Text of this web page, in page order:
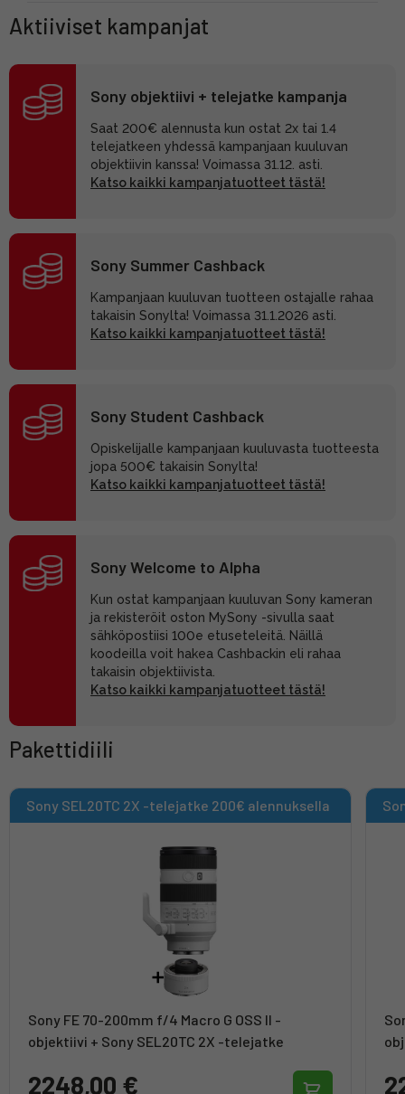
Aktiiviset kampanjat
Sony objektiivi + telejatke kampanja
Saat 200€ alennusta kun ostat 2x tai 1.4
telejatkeen yhdessä kampanjaan kuuluvan
objektiivin kanssa! Voimassa 31.12. asti.
Katso kaikki kampanjatuotteet tästä!
Sony Summer Cashback
Kampanjaan kuuluvan tuotteen ostajalle rahaa
takaisin Sonylta! Voimassa 31.1.2026 asti.
Katso kaikki kampanjatuotteet tästä!
Sony Student Cashback
Opiskelijalle kampanjaan kuuluvasta tuotteesta
jopa 500€ takaisin Sonylta!
Katso kaikki kampanjatuotteet tästä!
Sony Welcome to Alpha
Kun ostat kampanjaan kuuluvan Sony kameran
ja rekisteröit oston MySony -sivulla saat
sähköpostiisi 100e etuseteleitä. Näillä
koodeilla voit hakea Cashbackin eli rahaa
takaisin objektiivista.
Katso kaikki kampanjatuotteet tästä!
Pakettidiili
Sony SEL20TC 2X -telejatke 200€ alennuksella
Sony FE 70-200mm f/4 Macro G OSS II -
objektiivi + Sony SEL20TC 2X -telejatke
2248,00 €